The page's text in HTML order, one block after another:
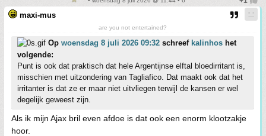
maxi-mus
are you not entertained?
Op woensdag 8 juli 2026 09:32 schreef kalinhos het
volgende:
Punt is ook dat praktisch dat hele Argentijnse elftal bloedirritant is,
misschien met uitzondering van Tagliafico. Dat maakt ook dat het
irritanter is dat ze er maar niet uitvliegen terwijl de kansen er wel
degelijk geweest zijn.
Als ik mijn Ajax bril even afdoe is dat ook een enorm klootzakje
hoor.